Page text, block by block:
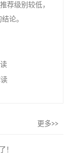
荐级别较低，
论。
更多>>
！